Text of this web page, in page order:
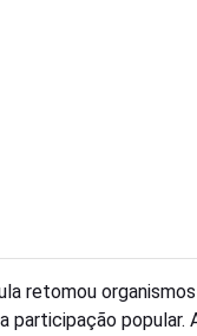
retomou
participação popular.